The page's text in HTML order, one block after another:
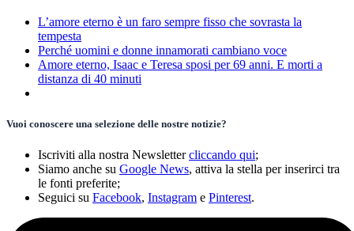
L’amore eterno è un faro sempre fisso che sovrasta la
tempesta
Perché uomini e donne innamorati cambiano voce
Amore eterno, Isaac e Teresa sposi per 69 anni. E morti a
distanza di 40 minuti
Vuoi conoscere una selezione delle nostre notizie?
Iscriviti alla nostra Newslettercliccando qui;
Siamo anche su Google News, attiva la stella per inserirci tra
le fonti preferite;
Seguici su Facebook, Instagram e Pinterest.